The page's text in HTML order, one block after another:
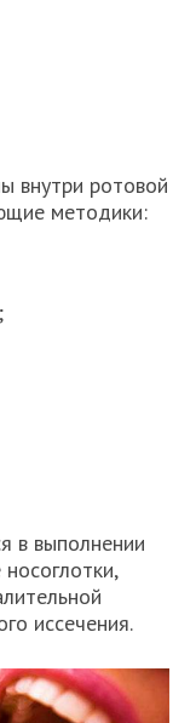
внутри ротовой
методики:
в выполнении
иссечения.